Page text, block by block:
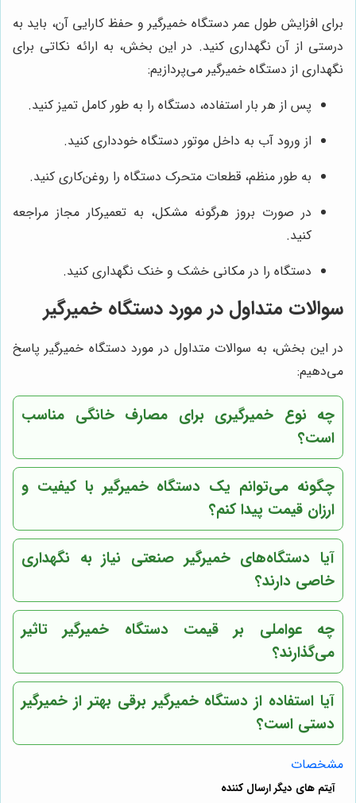
برای افزایش طول عمر دستگاه خمیرگیر و حفظ کارایی آن، باید به
درستی از آن نگهداری کنید. در این بخش، به ارائه نکاتی برای
نگهداری از دستگاه خمیرگیر می‌پردازیم:
پس از هر بار استفاده، دستگاه را به طور کامل تمیز کنید.
از ورود آب به داخل موتور دستگاه خودداری کنید.
به طور منظم، قطعات متحرک دستگاه را روغن‌کاری کنید.
در صورت بروز هرگونه مشکل، به تعمیرکار مجاز مراجعه
کنید.
دستگاه را در مکانی خشک و خنک نگهداری کنید.
سوالات متداول در مورد دستگاه خمیرگیر
در این بخش، به سوالات متداول در مورد دستگاه خمیرگیر پاسخ
می‌دهیم:
چه نوع خمیرگیری برای مصارف خانگی مناسب
است؟
چگونه می‌توانم یک دستگاه خمیرگیر با کیفیت و
ارزان قیمت پیدا کنم؟
آیا دستگاه‌های خمیرگیر صنعتی نیاز به نگهداری
خاصی دارند؟
چه عواملی بر قیمت دستگاه خمیرگیر تاثیر
می‌گذارند؟
آیا استفاده از دستگاه خمیرگیر برقی بهتر از خمیرگیر
دستی است؟
مشخصات